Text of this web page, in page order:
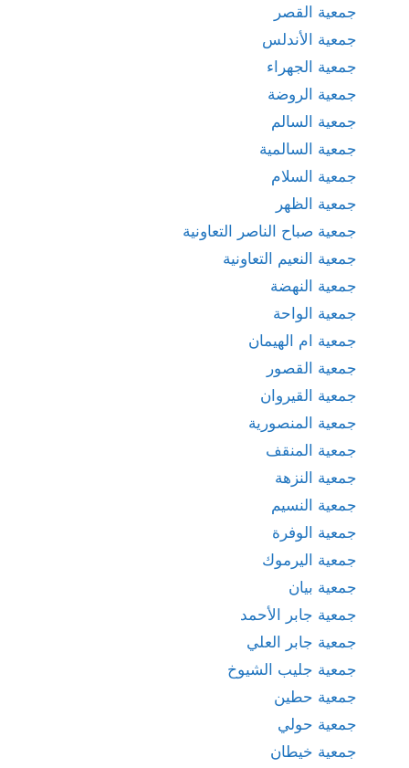
جمعية القصر
جمعية الأندلس
جمعية الجهراء
جمعية الروضة
جمعية السالم
جمعية السالمية
جمعية السلام
جمعية الظهر
جمعية صباح الناصر التعاونية
جمعية النعيم التعاونية
جمعية النهضة
جمعية الواحة
جمعية ام الهيمان
جمعية القصور
جمعية القيروان
جمعية المنصورية
جمعية المنقف
جمعية النزهة
جمعية النسيم
جمعية الوفرة
جمعية اليرموك
جمعية بيان
جمعية جابر الأحمد
جمعية جابر العلي
جمعية جليب الشيوخ
جمعية حطين
جمعية حولي
جمعية خيطان